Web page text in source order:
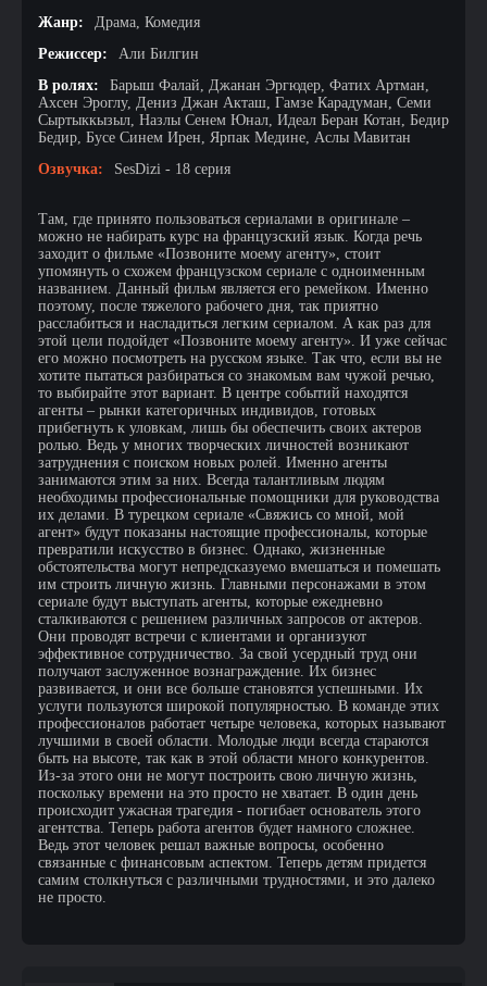
Жанр:
Драма, Комедия
Режиссер:
Али Билгин
В ролях:
Барыш Фалай, Джанан Эргюдер, Фатих Артман,
Ахсен Эроглу, Дениз Джан Акташ, Гамзе Карадуман, Семи
Сыртыккызыл, Назлы Сенем Юнал, Идеал Беран Котан, Бедир
Бедир, Бусе Синем Ирен, Ярпак Медине, Аслы Мавитан
Озвучка:
SesDizi - 18 серия
Там, где принято пользоваться сериалами в оригинале –
можно не набирать курс на французский язык. Когда речь
заходит о фильме «Позвоните моему агенту», стоит
упомянуть о схожем французском сериале с одноименным
названием. Данный фильм является его ремейком. Именно
поэтому, после тяжелого рабочего дня, так приятно
расслабиться и насладиться легким сериалом. А как раз для
этой цели подойдет «Позвоните моему агенту». И уже сейчас
его можно посмотреть на русском языке. Так что, если вы не
хотите пытаться разбираться со знакомым вам чужой речью,
то выбирайте этот вариант. В центре событий находятся
агенты – рынки категоричных индивидов, готовых
прибегнуть к уловкам, лишь бы обеспечить своих актеров
ролью. Ведь у многих творческих личностей возникают
затруднения с поиском новых ролей. Именно агенты
занимаются этим за них. Всегда талантливым людям
необходимы профессиональные помощники для руководства
их делами. В турецком сериале «Свяжись со мной, мой
агент» будут показаны настоящие профессионалы, которые
превратили искусство в бизнес. Однако, жизненные
обстоятельства могут непредсказуемо вмешаться и помешать
им строить личную жизнь. Главными персонажами в этом
сериале будут выступать агенты, которые ежедневно
сталкиваются с решением различных запросов от актеров.
Они проводят встречи с клиентами и организуют
эффективное сотрудничество. За свой усердный труд они
получают заслуженное вознаграждение. Их бизнес
развивается, и они все больше становятся успешными. Их
услуги пользуются широкой популярностью. В команде этих
профессионалов работает четыре человека, которых называют
лучшими в своей области. Молодые люди всегда стараются
быть на высоте, так как в этой области много конкурентов.
Из-за этого они не могут построить свою личную жизнь,
поскольку времени на это просто не хватает. В один день
происходит ужасная трагедия - погибает основатель этого
агентства. Теперь работа агентов будет намного сложнее.
Ведь этот человек решал важные вопросы, особенно
связанные с финансовым аспектом. Теперь детям придется
самим столкнуться с различными трудностями, и это далеко
не просто.